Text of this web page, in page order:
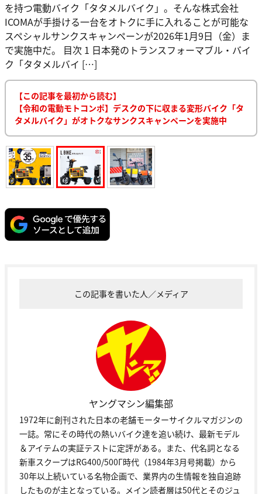
を持つ電動バイク「タタメルバイク」。そんな株式会社
ICOMAが手掛ける一台をオトクに手に入れることが可能な
スペシャルサンクスキャンペーンが2026年1月9日（金）ま
で実施中だ。 目次 1 日本発のトランスフォーマブル・バイ
ク「タタメルバイ […]
【この記事を最初から読む】
【令和の電動モトコンポ】デスクの下に収まる変形バイク「タ
タメルバイク」がオトクなサンクスキャンペーンを実施中
この記事を書いた人／メディア
ヤングマシン編集部
1972年に創刊された日本の老舗モーターサイクルマガジンの
一誌。常にその時代の熱いバイク達を追い続け、最新モデル
＆アイテムの実証テストに定評がある。また、代名詞となる
新車スクープはRG400/500Γ時代（1984年3月号掲載）から
30年以上続いている名物企画で、業界内の生情報を独自追跡
したものが主となっている。メイン読者層は50代とそのジュ